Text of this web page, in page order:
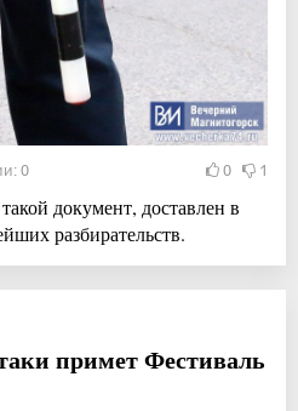
0 0 1
документ, доставлен в
разбирательств.
примет Фестиваль